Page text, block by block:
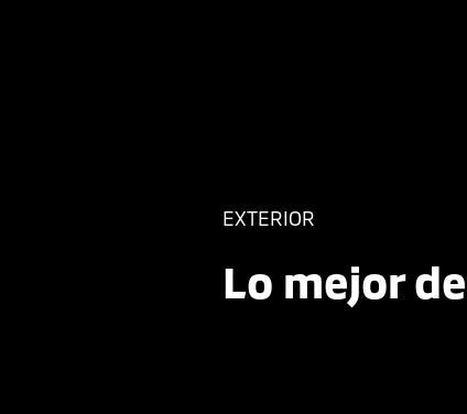
EXTERIOR
Lo mejor